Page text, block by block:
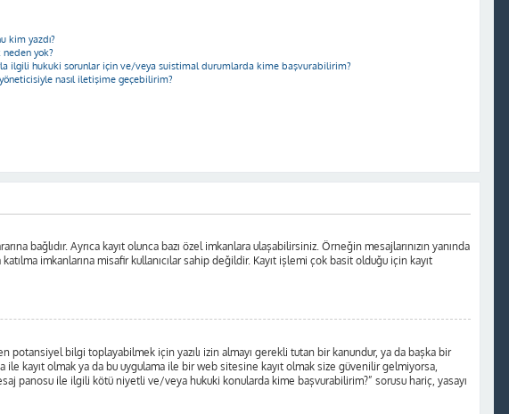
kim yazdı?
neden yok?
ilgili hukuki sorunlar için ve/veya suistimal durumlarda kime başvurabilirim?
nasıl iletişime geçebilirim?
bağlıdır. Ayrıca kayıt olunca bazı özel imkanlara ulaşabilirsiniz. Örneğin mesajlarınızın yanında
imkanlarına misafir kullanıcılar sahip değildir. Kayıt işlemi çok basit olduğu için kayıt
bilgi toplayabilmek için yazılı izin almayı gerekli tutan bir kanundur, ya da başka bir
kayıt olmak ya da bu uygulama ile bir web sitesine kayıt olmak size güvenilir gelmiyorsa,
panosu ile ilgili kötü niyetli ve/veya hukuki konularda kime başvurabilirim?” sorusu hariç, yasayı